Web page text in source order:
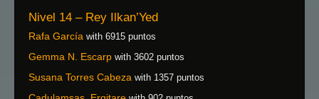
Nivel 14 – Rey Ilkan’Yed
Rafa García with 6915 puntos
Gemma N. Escarp with 3602 puntos
Susana Torres Cabeza with 1357 puntos